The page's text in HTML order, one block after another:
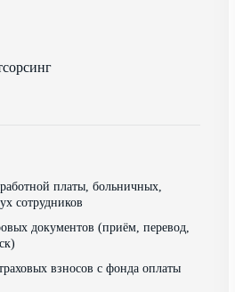
платы, больничных,
сотрудников
документов (приём, перевод,
взносов с фонда оплаты